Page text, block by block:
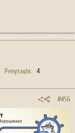
Репутація
4
#456